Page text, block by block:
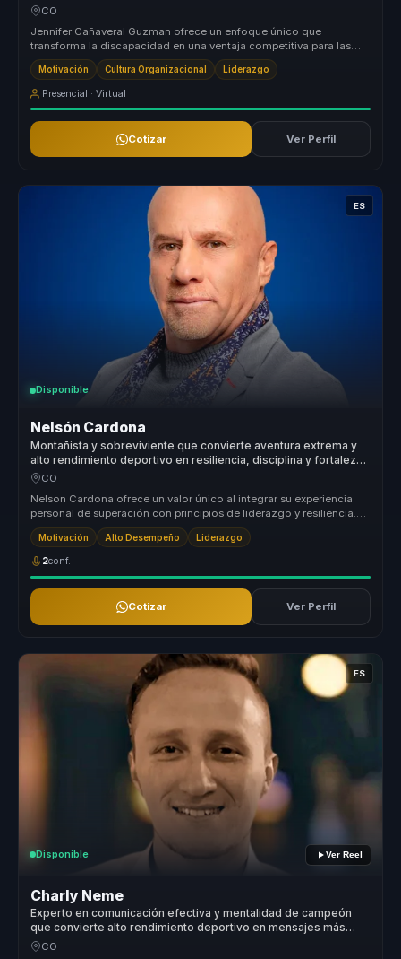
mujeres líderes y organizaciones.
CO
Jennifer Cañaveral Guzman ofrece un enfoque único que
transforma la discapacidad en una ventaja competitiva para las
organizaciones. Su m...
Motivación Cultura Organizacional Liderazgo
Presencial · Virtual
Cotizar Ver Perfil
ES
Disponible
Nelsón Cardona
Montañista y sobreviviente que convierte aventura extrema y
alto rendimiento deportivo en resiliencia, disciplina y fortaleza
para líderes y equipos.
CO
Nelson Cardona ofrece un valor único al integrar su experiencia
personal de superación con principios de liderazgo y resiliencia.
Su enfo...
Motivación Alto Desempeño Liderazgo
2conf.
Cotizar Ver Perfil
ES
Disponible Ver Reel
Charly Neme
Experto en comunicación efectiva y mentalidad de campeón
que convierte alto rendimiento deportivo en mensajes más
claros e influyentes para líderes y equipos.
CO